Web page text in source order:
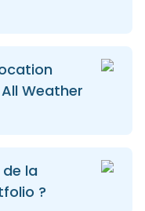
Weather
la
?